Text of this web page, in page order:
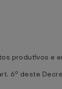
produtivos e
6º deste